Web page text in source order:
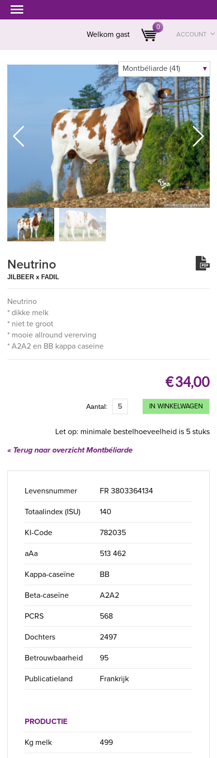
ACCOUNT
0
Welkom gast
Montbéliarde (41)
Neutrino
JILBEER x FADIL
Neutrino
* dikke melk
* niet te groot
* mooie allround vererving
* A2A2 en BB kappa caseine
€ 34,00
Aantal: IN WINKELWAGEN
Let op: minimale bestelhoeveelheid is 5 stuks
« Terug naar overzicht Montbéliarde
Levensnummer FR 3803364134
Totaalindex (ISU) 140
KI-Code 782035
aAa 513 462
Kappa-caseïne BB
Beta-caseïne A2A2
PCRS 568
Dochters 2497
Betrouwbaarheid 95
Publicatieland Frankrijk
PRODUCTIE
Kg melk 499